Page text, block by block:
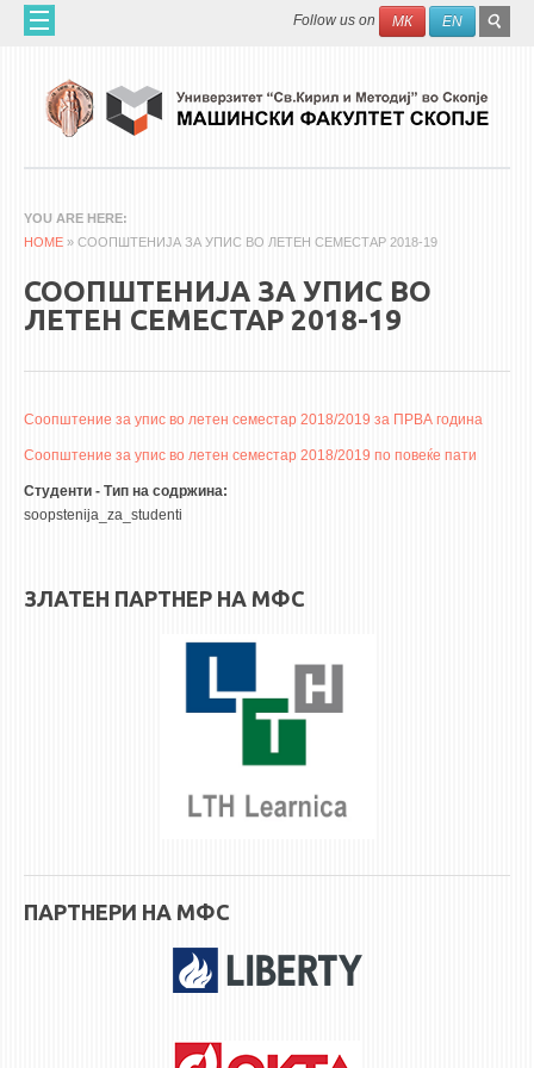
Skip to main content Search
Follow us on МК EN
ЗА НАС
60 ГОДИНИ МФ
ОРГАНИЗАЦИЈА
НАУЧНА ДЕЈНОСТ
МАШИНСКО ИНЖЕНЕРСТВО - НАУЧНО СПИСАНИЕ
МЕЃУНАРОДНА СОРАБОТКА
ERASMUS+
QIM-SEE
CIRASIM
ИНФОРМАЦИИ ОД ЈАВЕН КАРАКТЕР
YOU ARE HERE
HOME » СООПШТЕНИЈА ЗА УПИС ВО ЛЕТЕН СЕМЕСТАР 2018-19
СООПШТЕНИЈА ЗА УПИС ВО
ЛЕТЕН СЕМЕСТАР 2018-19
Соопштение за упис во летен семестар 2018/2019 за ПРВА година
Соопштение за упис во летен семестар 2018/2019 по повеќе пати
Студенти - Тип на содржина:
soopstenija_za_studenti
ЗЛАТЕН ПАРТНЕР НА МФС
ПАРТНЕРИ НА МФС